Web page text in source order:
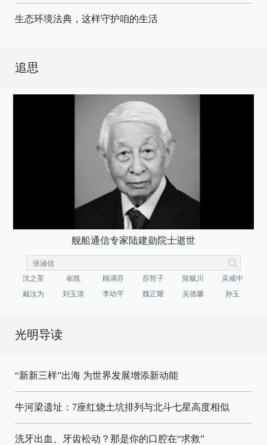
生态环境法典，这样守护咱的生活
追思
舰船通信专家陆建勋院士逝世
沈之荃 崔崑 顾诵芬 苏哲子 陈毓川
吴咸中
戴汝为
刘玉清 李幼平 魏正耀 吴德馨 孙玉
光明导读
“新新三样”出海 为世界发展增添新动能
牛河梁遗址：7座红烧土坑排列与北斗七星高度相似
洗牙出血、牙齿松动？那是你的口腔在“求救”